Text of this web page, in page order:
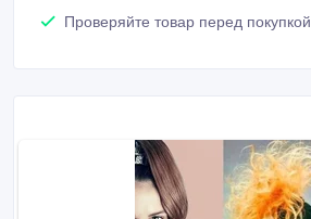
Проверяйте товар перед покупкой